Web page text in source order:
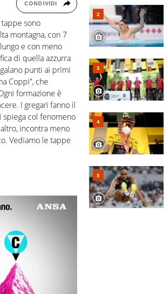
CONDIVIDI
tappe sono
montagna, con 7
e con meno
di quella azzurra
punti ai primi
Coppi”, che
formazione è
I gregari fanno il
spiega col fenomeno
incontra meno
Vediamo le tappe